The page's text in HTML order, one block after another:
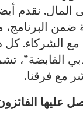
المال. نقدم
البرنامج،
مع الشركاء.
القابضة”،
مع فرقنا.
عليها